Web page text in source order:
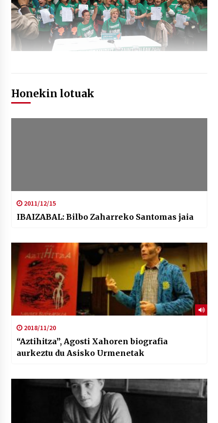
Honekin lotuak
2011/12/15
IBAIZABAL: Bilbo Zaharreko Santomas jaia
2018/11/20
“Aztihitza”, Agosti Xahoren biografia
aurkeztu du Asisko Urmenetak